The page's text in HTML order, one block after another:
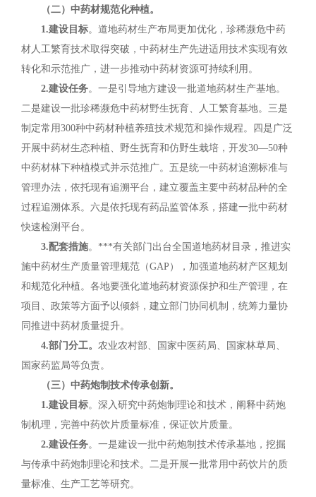
（二）中药材规范化种植。
1.建设目标。道地药材生产布局更加优化，珍稀濒危中药
材人工繁育技术取得突破，中药材生产先进适用技术实现有效
转化和示范推广，进一步推动中药材资源可持续利用。
2.建设任务。一是引导地方建设一批道地药材生产基地。
二是建设一批珍稀濒危中药材野生抚育、人工繁育基地。三是
制定常用300种中药材种植养殖技术规范和操作规程。四是广泛
开展中药材生态种植、野生抚育和仿野生栽培，开发30—50种
中药材林下种植模式并示范推广。五是统一中药材追溯标准与
管理办法，依托现有追溯平台，建立覆盖主要中药材品种的全
过程追溯体系。六是依托现有药品监管体系，搭建一批中药材
快速检测平台。
3.配套措施。***有关部门出台全国道地药材目录，推进实
施中药材生产质量管理规范（GAP），加强道地药材产区规划
和规范化种植。各地要强化道地药材资源保护和生产管理，在
项目、政策等方面予以倾斜，建立部门协同机制，统筹力量协
同推进中药材质量提升。
4.部门分工。 农业农村部、国家中医药局、国家林草局、
国家药监局等负责。
（三）中药炮制技术传承创新。
1.建设目标。深入研究中药炮制理论和技术，阐释中药炮
制机理，完善中药饮片质量标准，保证饮片质量。
2.建设任务。一是建设一批中药炮制技术传承基地，挖掘
与传承中药炮制理论和技术。二是开展一批常用中药饮片的质
量标准、生产工艺等研究。